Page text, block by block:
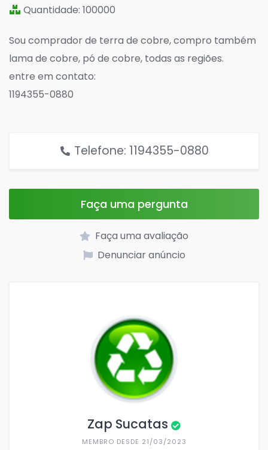
Quantidade: 100000
Sou comprador de terra de cobre, compro também
lama de cobre, pó de cobre, todas as regiões.
entre em contato:
1194355-0880
Telefone: 1194355-0880
Faça uma pergunta
Faça uma avaliação
Denunciar anúncio
Zap Sucatas
MEMBRO DESDE 21/03/2023